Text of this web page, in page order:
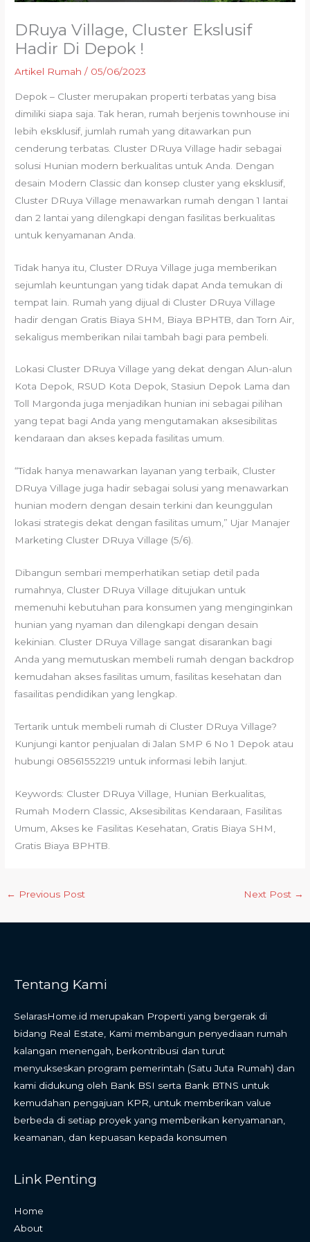
DRuya Village, Cluster Ekslusif
Hadir Di Depok !
Artikel Rumah / 05/06/2023
Depok – Cluster merupakan properti terbatas yang bisa
dimiliki siapa saja. Tak heran, rumah berjenis townhouse ini
lebih eksklusif, jumlah rumah yang ditawarkan pun
cenderung terbatas. Cluster DRuya Village hadir sebagai
solusi Hunian modern berkualitas untuk Anda. Dengan
desain Modern Classic dan konsep cluster yang eksklusif,
Cluster DRuya Village menawarkan rumah dengan 1 lantai
dan 2 lantai yang dilengkapi dengan fasilitas berkualitas
untuk kenyamanan Anda.
Tidak hanya itu, Cluster DRuya Village juga memberikan
sejumlah keuntungan yang tidak dapat Anda temukan di
tempat lain. Rumah yang dijual di Cluster DRuya Village
hadir dengan Gratis Biaya SHM, Biaya BPHTB, dan Torn Air,
sekaligus memberikan nilai tambah bagi para pembeli.
Lokasi Cluster DRuya Village yang dekat dengan Alun-alun
Kota Depok, RSUD Kota Depok, Stasiun Depok Lama dan
Toll Margonda juga menjadikan hunian ini sebagai pilihan
yang tepat bagi Anda yang mengutamakan aksesibilitas
kendaraan dan akses kepada fasilitas umum.
“Tidak hanya menawarkan layanan yang terbaik, Cluster
DRuya Village juga hadir sebagai solusi yang menawarkan
hunian modern dengan desain terkini dan keunggulan
lokasi strategis dekat dengan fasilitas umum,” Ujar Manajer
Marketing Cluster DRuya Village (5/6).
Dibangun sembari memperhatikan setiap detil pada
rumahnya, Cluster DRuya Village ditujukan untuk
memenuhi kebutuhan para konsumen yang menginginkan
hunian yang nyaman dan dilengkapi dengan desain
kekinian. Cluster DRuya Village sangat disarankan bagi
Anda yang memutuskan membeli rumah dengan backdrop
kemudahan akses fasilitas umum, fasilitas kesehatan dan
fasailitas pendidikan yang lengkap.
Tertarik untuk membeli rumah di Cluster DRuya Village?
Kunjungi kantor penjualan di Jalan SMP 6 No 1 Depok atau
hubungi 08561552219 untuk informasi lebih lanjut.
Keywords: Cluster DRuya Village, Hunian Berkualitas,
Rumah Modern Classic, Aksesibilitas Kendaraan, Fasilitas
Umum, Akses ke Fasilitas Kesehatan, Gratis Biaya SHM,
Gratis Biaya BPHTB.
← Previous Post Next Post →
Tentang Kami
SelarasHome.id merupakan Properti yang bergerak di
bidang Real Estate, Kami membangun penyediaan rumah
kalangan menengah, berkontribusi dan turut
menyukseskan program pemerintah (Satu Juta Rumah) dan
kami didukung oleh Bank BSI serta Bank BTNS untuk
kemudahan pengajuan KPR, untuk memberikan value
berbeda di setiap proyek yang memberikan kenyamanan,
keamanan, dan kepuasan kepada konsumen
Link Penting
Home
About